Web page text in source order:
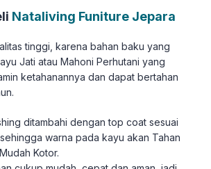
Nataliving Funiture Jepara
tinggi, karena bahan baku yang
Jati atau Mahoni Perhutani yang
ketahanannya dan dapat bertahan
ditambahi dengan top coat sesuai
warna pada kayu akan Tahan
Kotor.